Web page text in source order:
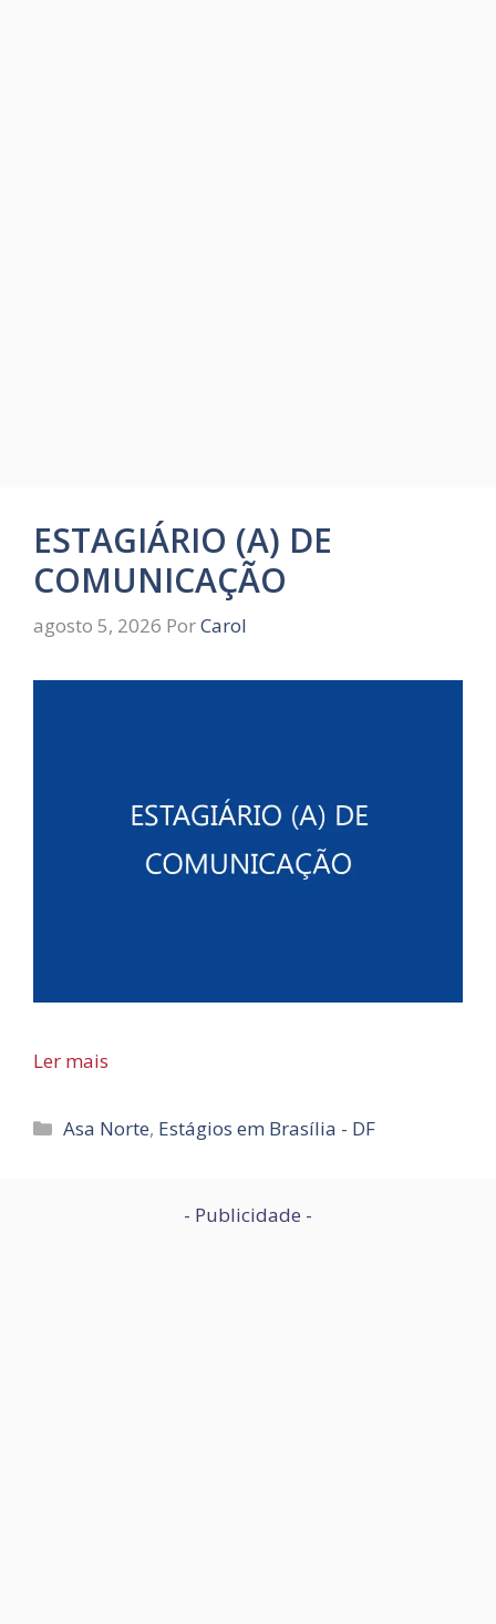
ESTAGIÁRIO (A) DE
COMUNICAÇÃO
agosto 5, 2026 PorCarol
Ler mais
Categorias
Asa Norte, Estágios em Brasília - DF
- Publicidade -